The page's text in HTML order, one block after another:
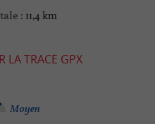
: 11,4 km
LA TRACE GPX
Moyen